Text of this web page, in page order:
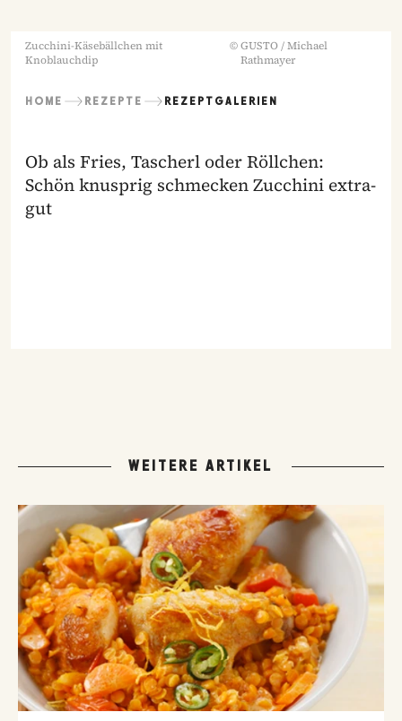
Zucchini-Käsebällchen mit
Knoblauchdip
© GUSTO / Michael
Rathmayer
HOME REZEPTE REZEPTGALERIEN
Ob als Fries, Tascherl oder Röllchen:
Schön knusprig schmecken Zucchini extra-
gut
WEITERE ARTIKEL